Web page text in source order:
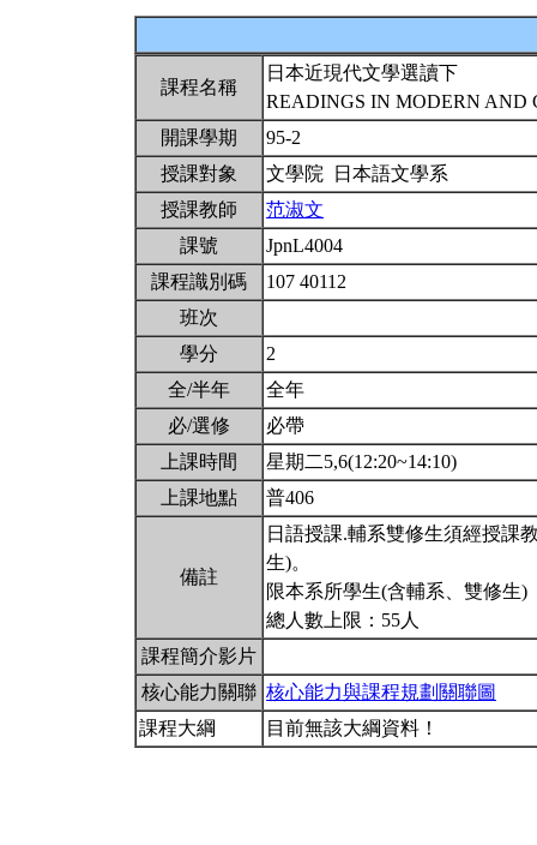
課程名稱
日本近現代文學選讀下
READINGS IN MODERN AND
開課學期
95-2
授課對象
文學院 日本語文學系
授課教師
范淑文
課號
JpnL4004
課程識別碼
107 40112
班次
學分
2
全/半年
全年
必/選修
必帶
上課時間
星期二5,6(12:20~14:10)
上課地點
普406
備註
日語授課.輔系雙修生須經授課
生)。
限本系所學生(含輔系、雙修生)
總人數上限：55人
課程簡介影片
核心能力關聯 核心能力與課程規劃關聯圖
課程大綱
目前無該大綱資料！